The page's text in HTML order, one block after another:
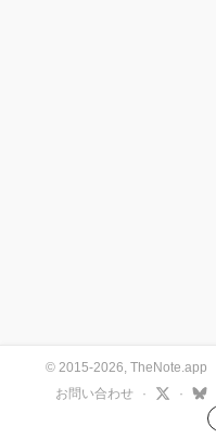
© 2015-2026, TheNote.app
お問い合わせ
· ·